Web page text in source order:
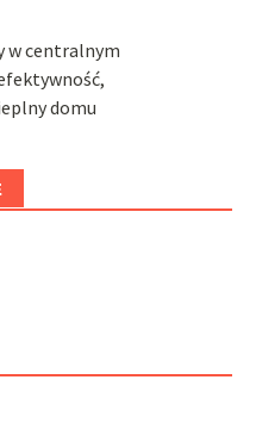
w centralnym
domu